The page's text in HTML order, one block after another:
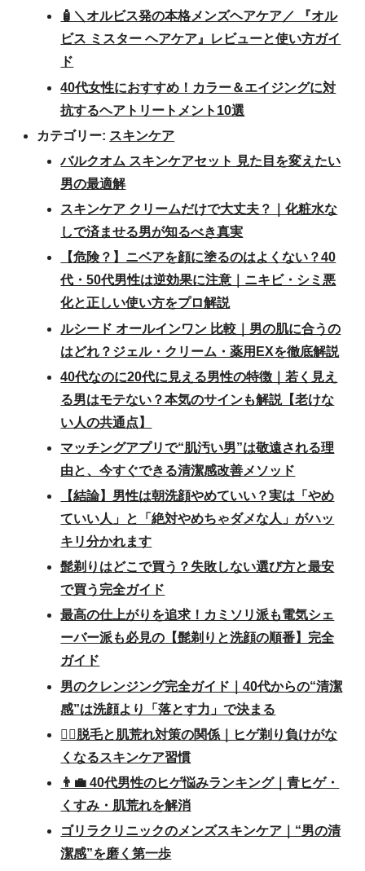
🧴＼オルビス発の本格メンズヘアケア／ 『オル
ビス ミスター ヘアケア』レビューと使い方ガイ
ド
40代女性におすすめ！カラー＆エイジングに対
抗するヘアトリートメント10選
カテゴリー: スキンケア
バルクオム スキンケアセット 見た目を変えたい
男の最適解
スキンケア クリームだけで大丈夫？｜化粧水な
しで済ませる男が知るべき真実
【危険？】ニベアを顔に塗るのはよくない？40
代・50代男性は逆効果に注意｜ニキビ・シミ悪
化と正しい使い方をプロ解説
ルシード オールインワン 比較｜男の肌に合うの
はどれ？ジェル・クリーム・薬用EXを徹底解説
40代なのに20代に見える男性の特徴｜若く見え
る男はモテない？本気のサインも解説【老けな
い人の共通点】
マッチングアプリで“肌汚い男”は敬遠される理
由と、今すぐできる清潔感改善メソッド
【結論】男性は朝洗顔やめていい？実は「やめ
ていい人」と「絶対やめちゃダメな人」がハッ
キリ分かれます
髭剃りはどこで買う？失敗しない選び方と最安
で買う完全ガイド
最高の仕上がりを追求！カミソリ派も電気シェ
ーバー派も必見の【髭剃りと洗顔の順番】完全
ガイド
男のクレンジング完全ガイド｜40代からの“清潔
感”は洗顔より「落とす力」で決まる
💆‍♂️脱毛と肌荒れ対策の関係｜ヒゲ剃り負けがな
くなるスキンケア習慣
👨‍💼 40代男性のヒゲ悩みランキング｜青ヒゲ・
くすみ・肌荒れを解消
ゴリラクリニックのメンズスキンケア｜“男の清
潔感”を磨く第一歩